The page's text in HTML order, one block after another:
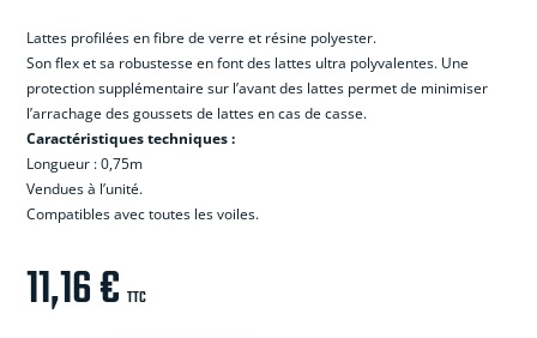
Lattes profilées en fibre de verre et résine polyester.
Son flex et sa robustesse en font des lattes ultra polyvalentes. Une
protection supplémentaire sur l’avant des lattes permet de minimiser
l’arrachage des goussets de lattes en cas de casse.
Caractéristiques techniques :
Longueur : 0,75m
Venduesà l’unité.
Compatibles avec toutes les voiles.
11,16€ TTC